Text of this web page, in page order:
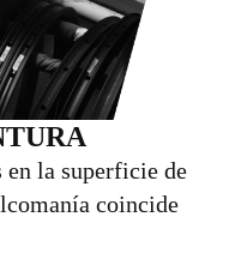
en la superficie de
coincide